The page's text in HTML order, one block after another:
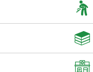
染事例がある。
の感染例では、
師が発症2週間
する「Elgon洞